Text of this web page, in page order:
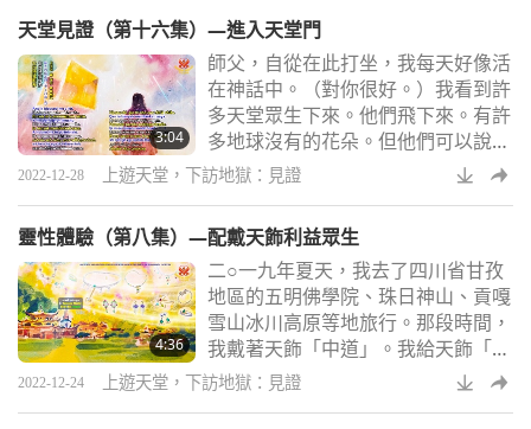
我跟長輩說，那些動物族人死不甘
心。長輩看不到就說，小孩子不要亂
講話。一直被強迫吃肉，非常地痛
苦。 很幸運跟師父印心吃全素。印
心當天，同修的冤親債主鬼魂都來一
起解脫。走道和後方都
天堂見證（第十六集）—進入天堂門
3:04
師父，自從在此打坐，我每天好像活
在神話中。（對你很好。）我看到許
多天堂眾生下來。他們飛下來。有許
多地球沒有的花朵。但他們可以說
話，色彩鮮豔明亮。還有星星發出粉
紅光。此外還有光束，排成美麗的形
多，師父。 一開始，它們有些看來
像是方盒子。它加持我許多。當我集
中在這能量時，它甚至變得更強大。
那時候，我才明白它不是一個盒子，
但或許是一棵散發光芒的靈性樹。
（懂，懂。） 我看到
2022-12-28 上遊天堂，下訪地獄：見證
靈性體驗（第八集）—配戴天飾利益眾生
4:36
二○一九年夏天，我去了四川省甘孜
地區的五明佛學院、珠日神山、貢嘎
雪山冰川高原等地旅行。那段時間，
我戴著天飾「中道」。我給天飾「中
道」另取了一個名：「安塔卡拉之
鑰」。在五明佛學院山頂燈塔打坐
2022-12-24 上遊天堂，下訪地獄：見證